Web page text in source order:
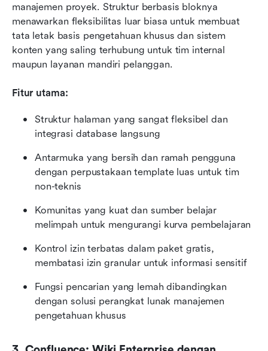
manajemen proyek. Struktur berbasis bloknya
menawarkan fleksibilitas luar biasa untuk membuat
tata letak basis pengetahuan khusus dan sistem
konten yang saling terhubung untuk tim internal
maupun layanan mandiri pelanggan.
Fitur utama:
Struktur halaman yang sangat fleksibel dan
integrasi database langsung
Antarmuka yang bersih dan ramah pengguna
dengan perpustakaan template luas untuk tim
non-teknis
Komunitas yang kuat dan sumber belajar
melimpah untuk mengurangi kurva pembelajaran
Kontrol izin terbatas dalam paket gratis,
membatasi izin granular untuk informasi sensitif
Fungsi pencarian yang lemah dibandingkan
dengan solusi perangkat lunak manajemen
pengetahuan khusus